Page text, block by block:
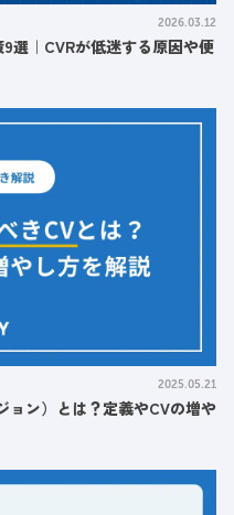
2026.03.12
9選｜CVRが低迷する原因や便
2025.05.21
ョン）とは？定義やCVの増や